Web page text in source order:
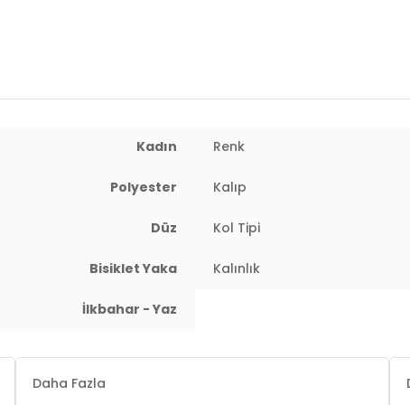
Kadın Renk
Polyester Kalıp
Düz Kol Tipi
Bisiklet Yaka Kalınlık
İlkbahar - Yaz
Daha Fazla